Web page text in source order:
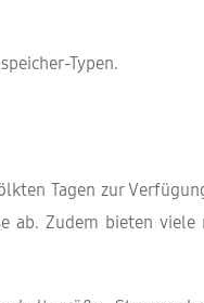
Typen.
Tagen zur
ab. Zudem bieten viele